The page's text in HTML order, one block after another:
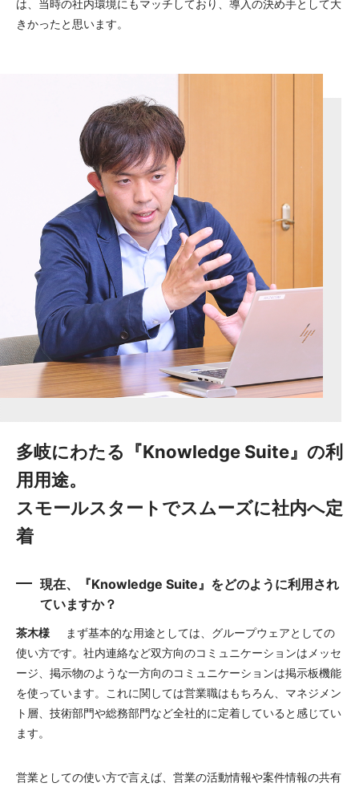
は、当時の社内環境にもマッチしており、導入の決め手として大
きかったと思います。
多岐にわたる『Knowledge Suite』の利
用用途。
スモールスタートでスムーズに社内へ定
着
現在、『Knowledge Suite』をどのように利用され
ていますか？
茶木様
まず基本的な用途としては、グループウェアとしての
使い方です。社内連絡など双方向のコミュニケーションはメッセ
ージ、掲示物のような一方向のコミュニケーションは掲示板機能
を使っています。これに関しては営業職はもちろん、マネジメン
ト層、技術部門や総務部門など全社的に定着していると感じてい
ます。
営業としての使い方で言えば、営業の活動情報や案件情報の共有